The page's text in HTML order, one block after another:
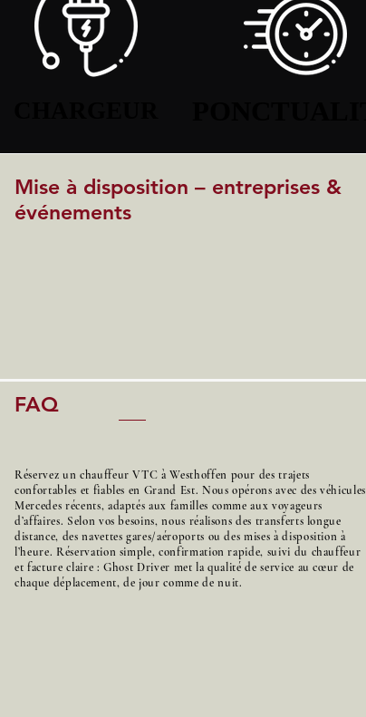
Mise à disposition – entreprises &
événements
FAQ
Réservez un chauffeur VTC à Westhoffen pour des trajets
confortables et fiables en Grand Est. Nous opérons avec des véhicules
Mercedes récents, adaptés aux familles comme aux voyageurs
d’affaires. Selon vos besoins, nous réalisons des transferts longue
distance, des navettes gares/aéroports ou des mises à disposition à
l’heure. Réservation simple, confirmation rapide, suivi du chauffeur
et facture claire : Ghost Driver met la qualité de service au cœur de
chaque déplacement, de jour comme de nuit.